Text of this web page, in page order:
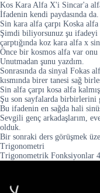
Kos Kara Alfa X'i Sincar'a
İfadenin kendi paydasında da.
Sin kara alfa çarpı Koska
Şimdi biliyorsunuz şu ifadeyi
çarptığında koz kara alfa x
Önce bir kosmos alfa var onu
Unutmadan şunu yazdım.
Sonrasında da sinyal Fokas
kısmında birer tanesi sağ
Sin alfa çarpı kosa alfa
Şu son sayfalarda birbirlerini
Bu ifadenin en sağda hali
Sevgili genç arkadaşlarım,
olduk.
Bir sonraki ders görüşmek
Trigonometri
Trigonometrik Fonksiyonlar 4